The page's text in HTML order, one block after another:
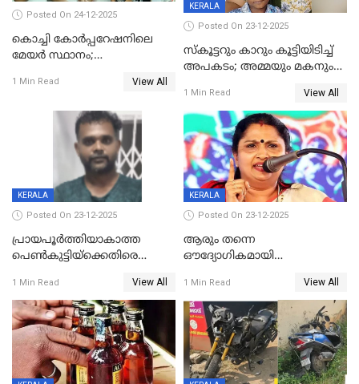
Posted On 24-12-2025
കൊച്ചി കോര്‍പ്പറേഷനിലെ
മേയര്‍ സ്ഥാനം;
രൂക്ഷം
1 Min Read View All
KERALA
Posted On 23-12-2025
സ്കൂട്ടറും കാറും കൂട്ടിയിടിച്ച്
അപകടം; അമ്മയും മകനും
ഗുരുതരാവസ്ഥയിൽ
1 Min Read View All
KERALA
Posted On 23-12-2025
പ്രായപൂർത്തിയാകാത്ത
പെൺകുട്ടിയ്ക്കെതിരെ
59 വർഷം തടവും 90,൦൦൦ രൂപ
പിഴയും ശിക്ഷ
1 Min Read View All
KERALA
Posted On 23-12-2025
ആരും തന്നെ
ഔദ്യോഗികമായി
കണ്ടെത്താൻ ഇന്ന് കോർ
കമ്മിറ്റി കൂടിയില്ല';
അതൃപ്തിയുമായി ദീപ്തി മേരി
വർഗീസ്
1 Min Read View All